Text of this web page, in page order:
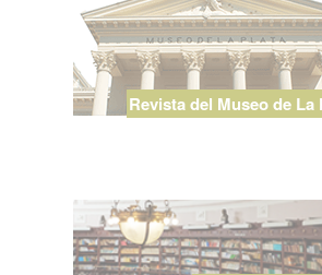
Revista del Museo de La